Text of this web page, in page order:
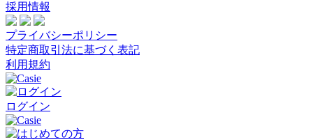
採用情報
プライバシーポリシー
特定商取引法に基づく表記
利用規約
ログイン